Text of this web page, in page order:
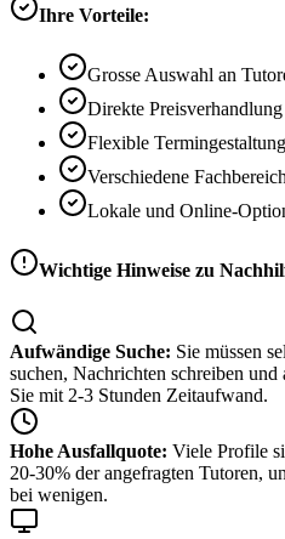
Ihre Vorteile:
Grosse Auswahl an
Direkte Preisverhandlung
Flexible Termingestaltung
Verschiedene
Lokale und Online-
Wichtige Hinweise zu
Aufwändige Suche: Sie müssen
suchen, Nachrichten schreiben
Sie mit 2-3 Stunden Zeitaufwand.
Hohe Ausfallquote: Viele Profile
20-30% der angefragten Tutoren,
bei wenigen.